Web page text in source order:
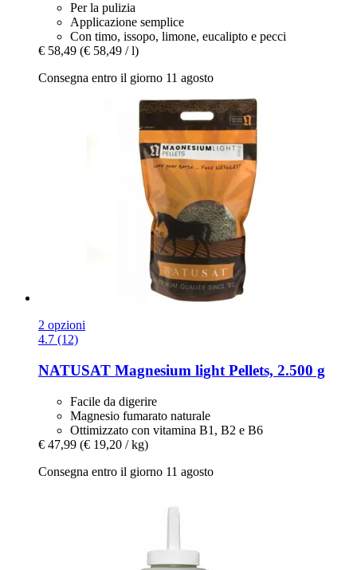
Per la pulizia
Applicazione semplice
Con timo, issopo, limone, eucalipto e pecci
€ 58,49 (€ 58,49 / l)
Consegna entro il giorno 11 agosto
2 opzioni
4.7 (12)
NATUSAT Magnesium light Pellets, 2.500 g
Facile da digerire
Magnesio fumarato naturale
Ottimizzato con vitamina B1, B2 e B6
€ 47,99 (€ 19,20 / kg)
Consegna entro il giorno 11 agosto